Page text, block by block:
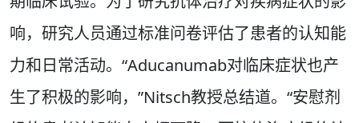
响，研究人员通过标准问卷评估了患者的认知能
力和日常活动。“Aducanumab对临床症状也产
生了积极的影响，”Nitsch教授总结道。“安慰剂